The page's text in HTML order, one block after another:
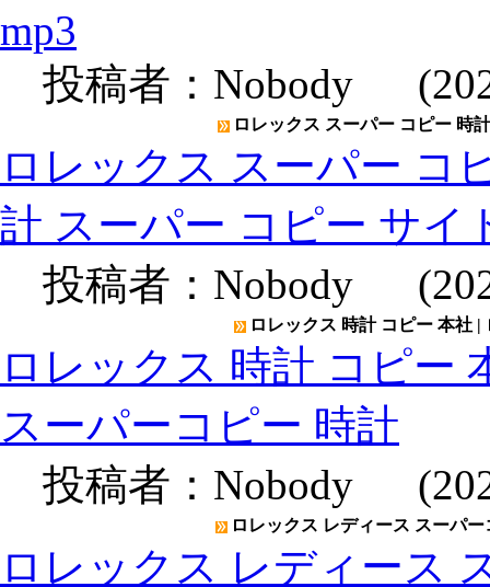
mp3
投稿者： Nobody
ロレックス スーパー コピー 時
ロレックス スーパー コ
計 スーパー コピー サイ
投稿者： Nobody
ロレックス 時計 コピー 本社
ロレックス 時計 コピー
スーパーコピー 時計
投稿者： Nobody
ロレックス レディース スーパ
ロレックス レディース